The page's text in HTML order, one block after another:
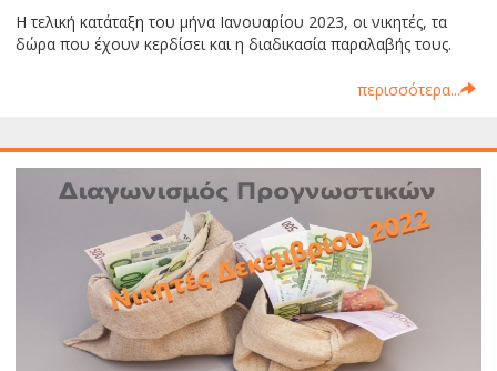
Η τελική κατάταξη του μήνα Ιανουαρίου 2023, οι νικητές, τα
δώρα που έχουν κερδίσει και η διαδικασία παραλαβής τους.
περισσότερα...